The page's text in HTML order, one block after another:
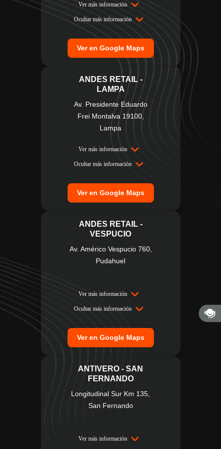
Ver más información
Ocultar más información
Ver en Google Maps
ANDES RETAIL -
LAMPA
Av. Presidente Eduardo
Frei Montalva 19100,
Lampa
Ver más información
Ocultar más información
Ver en Google Maps
ANDES RETAIL -
VESPUCIO
Av. Américo Vespucio 760,
Pudahuel
Ver más información
Ocultar más información
Ver en Google Maps
ANTIVERO - SAN
FERNANDO
Longitudinal Sur Km 135,
San Fernando
Ver más información